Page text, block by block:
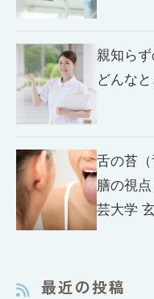
親知ら
どんなと
舌の苔
膳の視
芸大学
最近の投稿